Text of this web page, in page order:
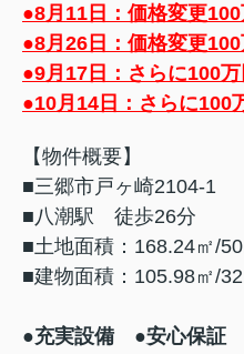
●8月11日：価格変更
●8月26日：価格変更
●9月17日：さらに100
●10月14日：さらに100
【物件概要】
■三郷市戸ヶ崎2104-1
■八潮駅 徒歩26分
■土地面積：168.24㎡/
■建物面積：105.98㎡/
●充実設備 ●安心保証